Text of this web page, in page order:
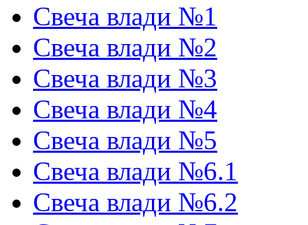
Свеча влади №1
Свеча влади №2
Свеча влади №3
Свеча влади №4
Свеча влади №5
Свеча влади №6.1
Свеча влади №6.2